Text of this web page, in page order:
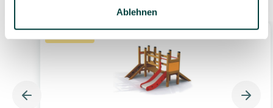
Ablehnen